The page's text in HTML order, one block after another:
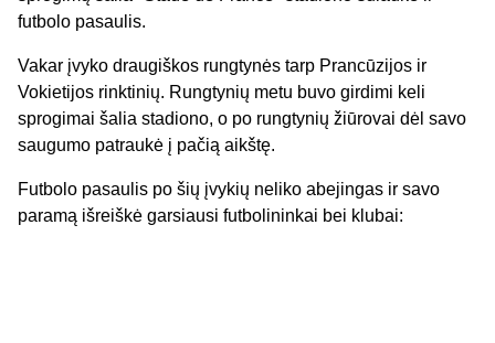
futbolo pasaulis.
Vakar įvyko draugiškos rungtynės tarp Prancūzijos ir
Vokietijos rinktinių. Rungtynių metu buvo girdimi keli
sprogimai šalia stadiono, o po rungtynių žiūrovai dėl savo
saugumo patraukė į pačią aikštę.
Futbolo pasaulis po šių įvykių neliko abejingas ir savo
paramą išreiškė garsiausi futbolininkai bei klubai: